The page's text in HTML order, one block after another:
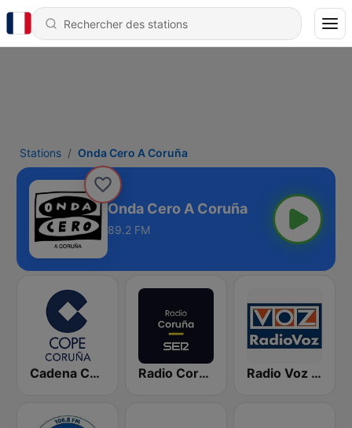
Stations Onda Cero A Coruña
Onda Cero A Coruña
89.2 FM
Cadena COPE Coruña Radio Coruña SER Radio Voz Coruña